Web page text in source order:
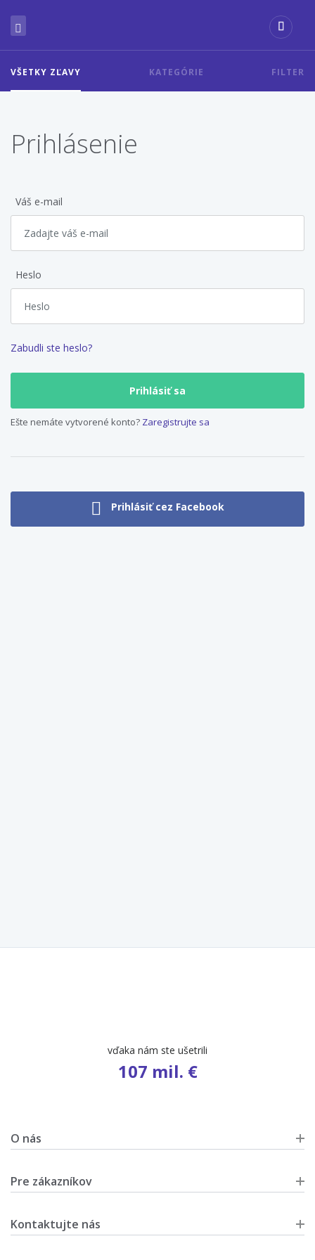
VŠETKY ZĽAVY KATEGÓRIE FILTER
Prihlásenie
Váš e-mail
Heslo
Zabudli ste heslo?
Ešte nemáte vytvorené konto? Zaregistrujte sa
Prihlásiť cez Facebook
vďaka nám ste ušetrili
107 mil. €
O nás
Pre zákazníkov
Kontaktujte nás